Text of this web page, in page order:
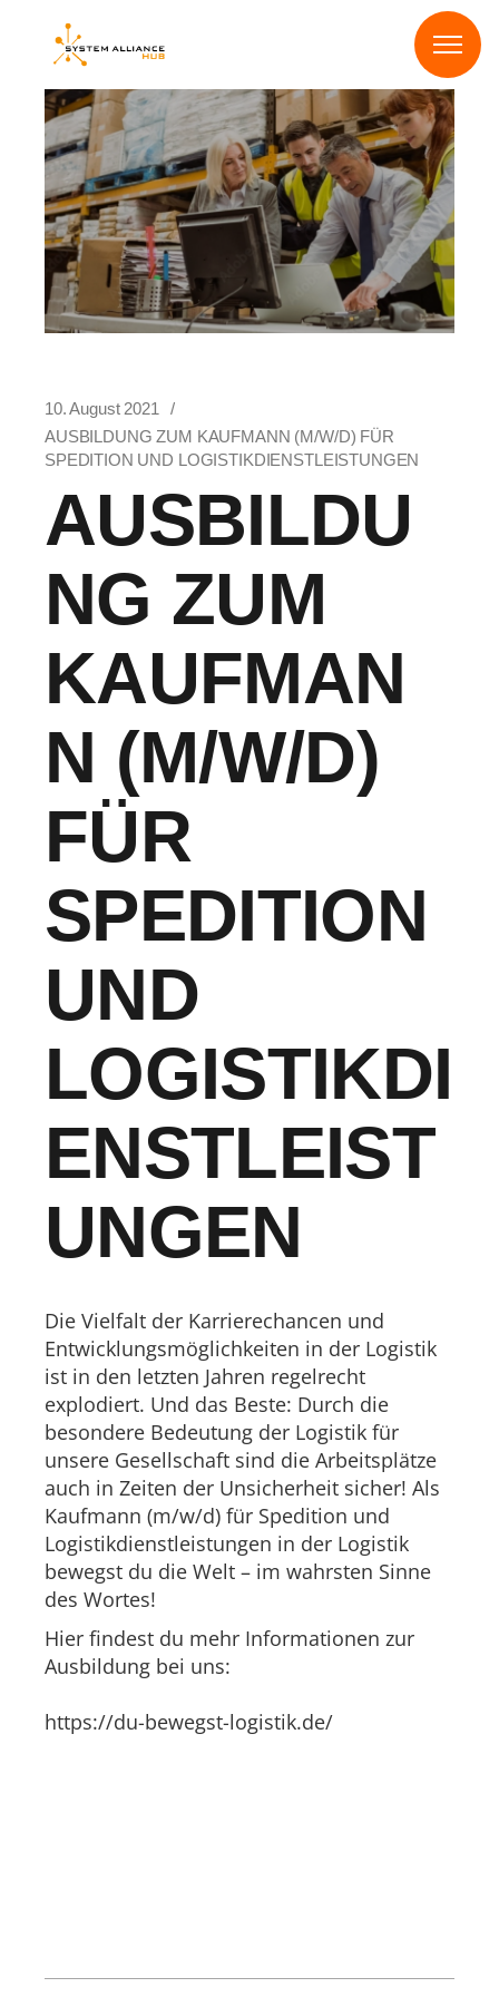
10. August 2021
AUSBILDUNG ZUM KAUFMANN (M/W/D) FÜR
SPEDITION UND LOGISTIKDIENSTLEISTUNGEN
AUSBILDU
NG ZUM
KAUFMAN
N (M/W/D)
FÜR
SPEDITION
UND
LOGISTIKDI
ENSTLEIST
UNGEN
Die Vielfalt der Karrierechancen und
Entwicklungsmöglichkeiten in der Logistik
ist in den letzten Jahren regelrecht
explodiert. Und das Beste: Durch die
besondere Bedeutung der Logistik für
unsere Gesellschaft sind die Arbeitsplätze
auch in Zeiten der Unsicherheit sicher! Als
Kaufmann (m/w/d) für Spedition und
Logistikdienstleistungen in der Logistik
bewegst du die Welt – im wahrsten Sinne
des Wortes!
Hier findest du mehr Informationen zur
Ausbildung bei uns:
https://du-bewegst-logistik.de/